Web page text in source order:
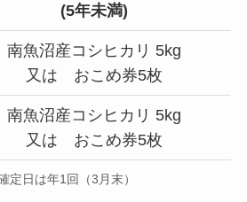
(5年未満)
南魚沼産コシヒカリ 5kg
又は おこめ券5枚
南魚沼産コシヒカリ 5kg
又は おこめ券5枚
定日は年1回（3月末）